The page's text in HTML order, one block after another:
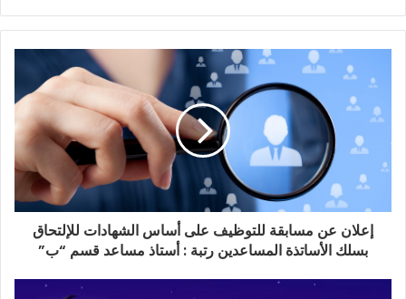
إعلان عن مسابقة للتوظيف على أساس الشهادات للإلتحاق
بسلك الأساتذة المساعدين رتبة : أستاذ مساعد قسم “ب”